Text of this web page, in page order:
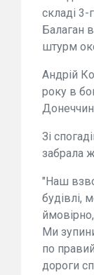
складі 3-
Балаган
штурм
Андрій
року в
Зі
забрала
"Наш
будівлі,
Ми
по
дороги